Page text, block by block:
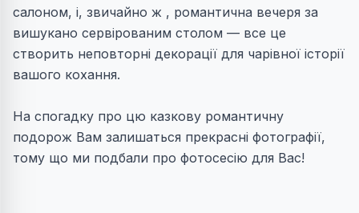
салоном, і, звичайно ж , романтична вечеря за
вишукано сервірованим столом — все це
створить неповторні декорації для чарівної історії
вашого кохання.
На спогадку про цю казкову романтичну
подорож Вам залишаться прекрасні фотографії,
тому що ми подбали про фотосесію для Вас!